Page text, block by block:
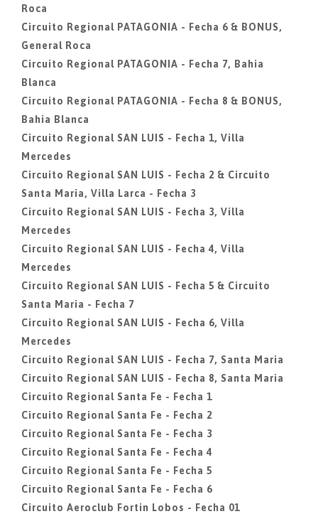
Roca
Circuito Regional PATAGONIA - Fecha 6 & BONUS,
General Roca
Circuito Regional PATAGONIA - Fecha 7, Bahia
Blanca
Circuito Regional PATAGONIA - Fecha 8 & BONUS,
Bahia Blanca
Circuito Regional SAN LUIS - Fecha 1, Villa
Mercedes
Circuito Regional SAN LUIS - Fecha 2 & Circuito
Santa Maria, Villa Larca - Fecha 3
Circuito Regional SAN LUIS - Fecha 3, Villa
Mercedes
Circuito Regional SAN LUIS - Fecha 4, Villa
Mercedes
Circuito Regional SAN LUIS - Fecha 5 & Circuito
Santa Maria - Fecha 7
Circuito Regional SAN LUIS - Fecha 6, Villa
Mercedes
Circuito Regional SAN LUIS - Fecha 7, Santa Maria
Circuito Regional SAN LUIS - Fecha 8, Santa Maria
Circuito Regional Santa Fe - Fecha 1
Circuito Regional Santa Fe - Fecha 2
Circuito Regional Santa Fe - Fecha 3
Circuito Regional Santa Fe - Fecha 4
Circuito Regional Santa Fe - Fecha 5
Circuito Regional Santa Fe - Fecha 6
Circuito Aeroclub Fortin Lobos - Fecha 01